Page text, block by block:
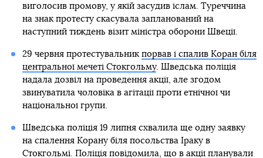
виголосив промову, у якій засудив іслам. Туреччина
на знак протесту скасувала запланований на
наступний тиждень візит міністра оборони Швеції.
29 червня протестувальник порвав і спалив Коран біля
центральної мечеті Стокгольму. Шведська поліція
надала дозвіл на проведення акції, але згодом
звинуватила чоловіка в агітації проти етнічної чи
національної групи.
Шведська поліція 19 липня схвалила ще одну заявку
на спалення Корану біля посольства Іраку в
Стокгольмі. Поліція повідомила, що в акції планували